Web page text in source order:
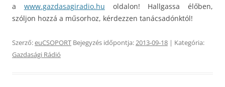
a www.gazdasagiradio.hu oldalon! Hallgassa élőben,
szóljon hozzá a műsorhoz, kérdezzen tanácsadónktól!
Szerző:euCSOPORT Bejegyzés időpontja:2013-09-18 | Kategória:
Gazdasági Rádió